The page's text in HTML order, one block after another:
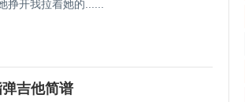
挣开我拉着她的......
吉他简谱